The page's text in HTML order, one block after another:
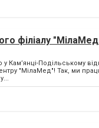
філіалу
у Кам’янці-Подільському
"МілаМед"! Так, ми